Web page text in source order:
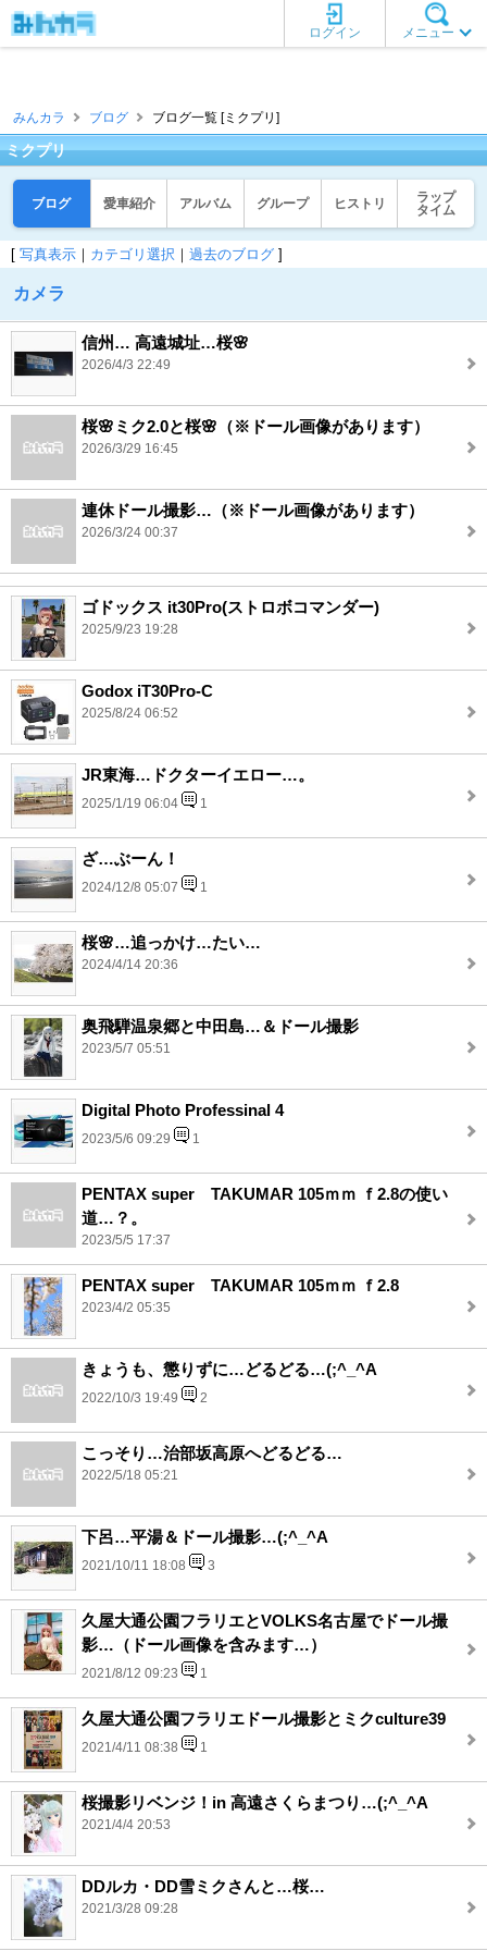
メニュー
ログイン
みんカラ ブログ ブログ一覧 [ミクプリ]
ミクプリ
ブログ 愛車紹介 アルバム グループ ヒストリ
ラップ
タイム
[ 写真表示 ｜ カテゴリ選択 ｜ 過去のブログ ]
カメラ
信州… 高遠城址…桜🌸
2026/4/3 22:49
桜🌸ミク2.0と桜🌸（※ドール画像があります）
2026/3/29 16:45
連休ドール撮影…（※ドール画像があります）
2026/3/24 00:37
ゴドックス it30Pro(ストロボコマンダー)
2025/9/23 19:28
Godox iT30Pro-C
2025/8/24 06:52
JR東海…ドクターイエロー…。
2025/1/19 06:04 1
ざ…ぶーん！
2024/12/8 05:07 1
桜🌸…追っかけ…たい…
2024/4/14 20:36
奥飛騨温泉郷と中田島…＆ドール撮影
2023/5/7 05:51
Digital Photo Professinal 4
2023/5/6 09:29 1
PENTAX super TAKUMAR 105ｍｍ ｆ2.8の使い
道…？。
2023/5/5 17:37
PENTAX super TAKUMAR 105ｍｍ ｆ2.8
2023/4/2 05:35
きょうも、懲りずに…どるどる…(;^_^A
2022/10/3 19:49 2
こっそり…治部坂高原へどるどる…
2022/5/18 05:21
下呂…平湯＆ドール撮影…(;^_^A
2021/10/11 18:08 3
久屋大通公園フラリエとVOLKS名古屋でドール撮
影…（ドール画像を含みます…）
2021/8/12 09:23 1
久屋大通公園フラリエドール撮影とミクculture39
2021/4/11 08:38 1
桜撮影リベンジ！in 高遠さくらまつり…(;^_^A
2021/4/4 20:53
DDルカ・DD雪ミクさんと…桜…
2021/3/28 09:28